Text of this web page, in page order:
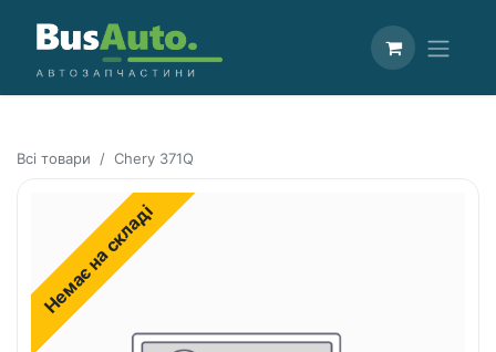
Всі товари Chery 371Q
Немає на складі